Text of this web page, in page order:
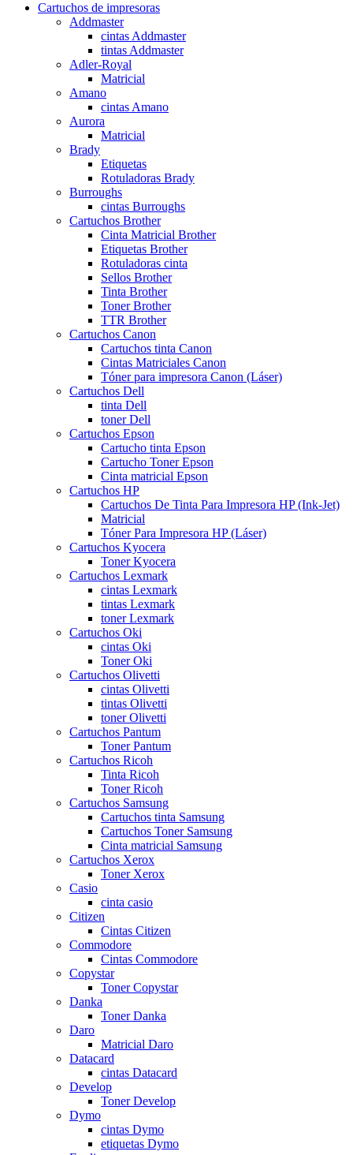
Cartuchos de impresoras
Addmaster
cintas Addmaster
tintas Addmaster
Adler-Royal
Matricial
Amano
cintas Amano
Aurora
Matricial
Brady
Etiquetas
Rotuladoras Brady
Burroughs
cintas Burroughs
Cartuchos Brother
Cinta Matricial Brother
Etiquetas Brother
Rotuladoras cinta
Sellos Brother
Tinta Brother
Toner Brother
TTR Brother
Cartuchos Canon
Cartuchos tinta Canon
Cintas Matriciales Canon
Tóner para impresora Canon (Láser)
Cartuchos Dell
tinta Dell
toner Dell
Cartuchos Epson
Cartucho tinta Epson
Cartucho Toner Epson
Cinta matricial Epson
Cartuchos HP
Cartuchos De Tinta Para Impresora HP (Ink-Jet)
Matricial
Tóner Para Impresora HP (Láser)
Cartuchos Kyocera
Toner Kyocera
Cartuchos Lexmark
cintas Lexmark
tintas Lexmark
toner Lexmark
Cartuchos Oki
cintas Oki
Toner Oki
Cartuchos Olivetti
cintas Olivetti
tintas Olivetti
toner Olivetti
Cartuchos Pantum
Toner Pantum
Cartuchos Ricoh
Tinta Ricoh
Toner Ricoh
Cartuchos Samsung
Cartuchos tinta Samsung
Cartuchos Toner Samsung
Cinta matricial Samsung
Cartuchos Xerox
Toner Xerox
Casio
cinta casio
Citizen
Cintas Citizen
Commodore
Cintas Commodore
Copystar
Toner Copystar
Danka
Toner Danka
Daro
Matricial Daro
Datacard
cintas Datacard
Develop
Toner Develop
Dymo
cintas Dymo
etiquetas Dymo